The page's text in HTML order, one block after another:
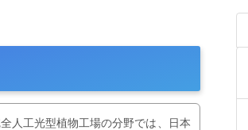
人工光型植物工場の分野では、日本